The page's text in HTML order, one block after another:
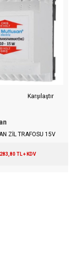
Karşılaştır
ZİL TRAFOSU 15V
283,80 TL + KDV